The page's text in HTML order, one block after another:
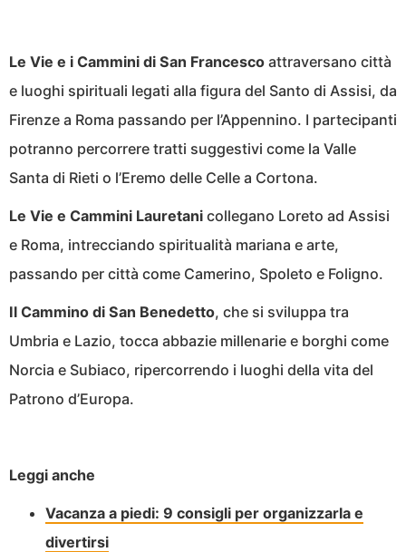
Le Vie e i Cammini di San Francesco attraversano città
e luoghi spirituali legati alla figura del Santo di Assisi, da
Firenze a Roma passando per l’Appennino. I partecipanti
potranno percorrere tratti suggestivi come la Valle
Santa di Rieti o l’Eremo delle Celle a Cortona.
Le Vie e Cammini Lauretani collegano Loreto ad Assisi
e Roma, intrecciando spiritualità mariana e arte,
passando per città come Camerino, Spoleto e Foligno.
Il Cammino di San Benedetto, che si sviluppa tra
Umbria e Lazio, tocca abbazie millenarie e borghi come
Norcia e Subiaco, ripercorrendo i luoghi della vita del
Patrono d’Europa.
Leggi anche
Vacanza a piedi: 9 consigli per organizzarla e
divertirsi